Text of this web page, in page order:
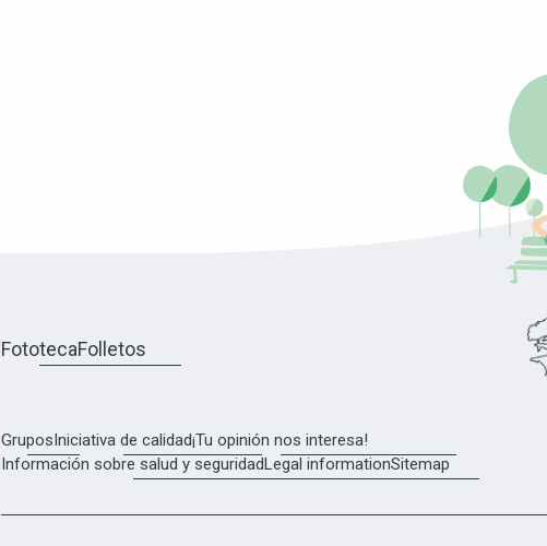
FototecaFolletos
GruposIniciativa de calidad¡Tu opinión nos interesa!
Información sobre salud y seguridadLegal informationSitemap